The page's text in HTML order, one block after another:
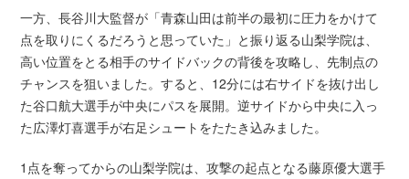
一方、長谷川大監督が「青森山田は前半の最初に圧力をかけて
点を取りにくるだろうと思っていた」と振り返る山梨学院は、
高い位置をとる相手のサイドバックの背後を攻略し、先制点の
チャンスを狙いました。すると、12分には右サイドを抜け出し
た谷口航大選手が中央にパスを展開。逆サイドから中央に入っ
た広澤灯喜選手が右足シュートをたたき込みました。
1点を奪ってからの山梨学院は、攻撃の起点となる藤原優大選手